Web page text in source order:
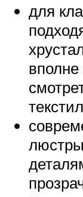
для
вполне